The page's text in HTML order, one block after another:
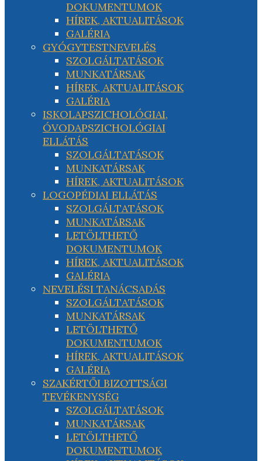
DOKUMENTUMOK
HÍREK, AKTUALITÁSOK
GALÉRIA
GYÓGYTESTNEVELÉS
SZOLGÁLTATÁSOK
MUNKATÁRSAK
HÍREK, AKTUALITÁSOK
GALÉRIA
ISKOLAPSZICHOLÓGIAI,
ÓVODAPSZICHOLÓGIAI
ELLÁTÁS
SZOLGÁLTATÁSOK
MUNKATÁRSAK
HÍREK, AKTUALITÁSOK
LOGOPÉDIAI ELLÁTÁS
SZOLGÁLTATÁSOK
MUNKATÁRSAK
LETÖLTHETŐ
DOKUMENTUMOK
HÍREK, AKTUALITÁSOK
GALÉRIA
NEVELÉSI TANÁCSADÁS
SZOLGÁLTATÁSOK
MUNKATÁRSAK
LETÖLTHETŐ
DOKUMENTUMOK
HÍREK, AKTUALITÁSOK
GALÉRIA
SZAKÉRTŐI BIZOTTSÁGI
TEVÉKENYSÉG
SZOLGÁLTATÁSOK
MUNKATÁRSAK
LETÖLTHETŐ
DOKUMENTUMOK